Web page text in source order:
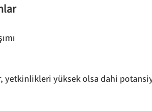
yetkinlikleri yüksek olsa dahi